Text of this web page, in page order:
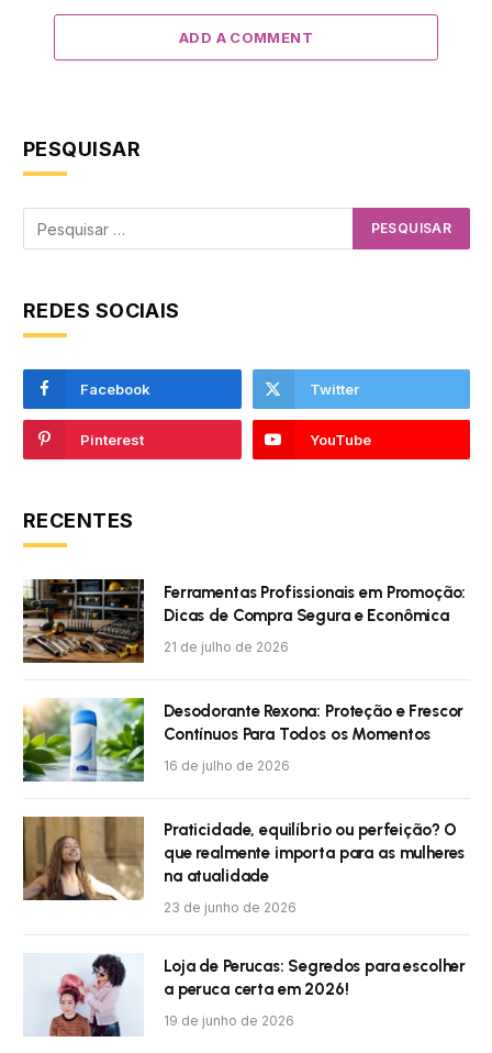
ADD A COMMENT
PESQUISAR
REDES SOCIAIS
Facebook Twitter
Pinterest YouTube
RECENTES
Ferramentas Profissionais em Promoção:
Dicas de Compra Segura e Econômica
21 de julho de 2026
Desodorante Rexona: Proteção e Frescor
Contínuos Para Todos os Momentos
16 de julho de 2026
Praticidade, equilíbrio ou perfeição? O
que realmente importa para as mulheres
na atualidade
23 de junho de 2026
Loja de Perucas: Segredos para escolher
a peruca certa em 2026!
19 de junho de 2026